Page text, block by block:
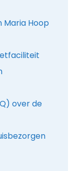
Hoop
over de